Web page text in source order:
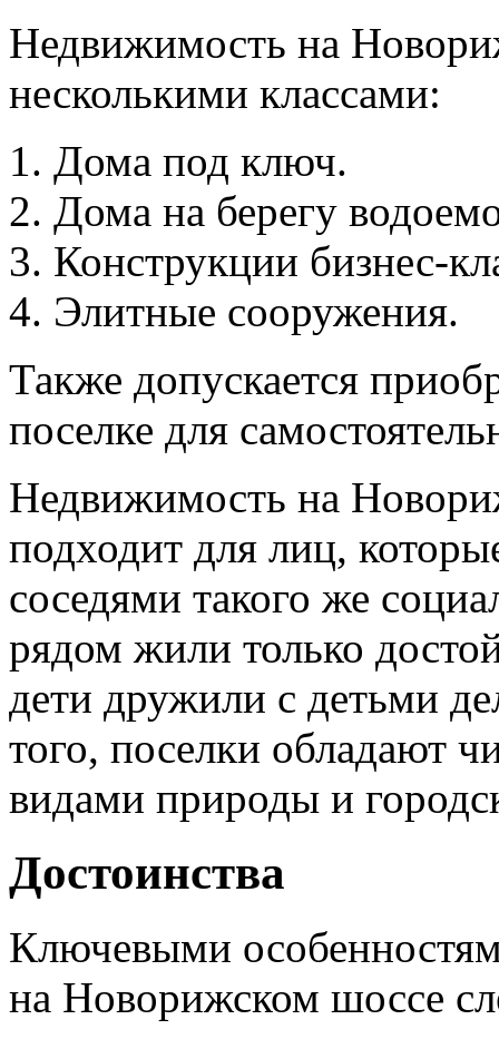
Недвижимость на
несколькими классами:
Дома под ключ.
Дома на берегу
Конструкции бизнес-
Элитные сооружения.
Также допускается
поселке для
Недвижимость на
подходит для лиц,
соседями такого же
рядом жили только
дети дружили с детьми
того, поселки обладают
видами природы и
Достоинства
Ключевыми
на Новорижском шоссе